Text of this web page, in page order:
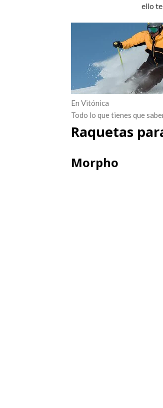
ello
En Vitónica
Todo lo que tienes que
Raquetas
Morpho